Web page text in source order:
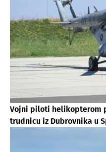
Vojni piloti helikopterom
trudnicu iz Dubrovnika u